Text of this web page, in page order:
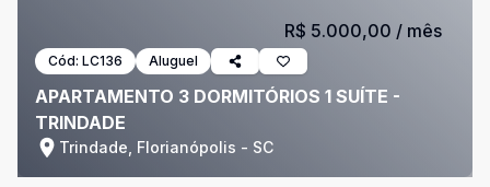
Cód: LC136 Aluguel
APARTAMENTO 3 DORMITÓRIOS 1 SUÍTE -
TRINDADE
Trindade, Florianópolis - SC
R$ 5.000,00 / mês